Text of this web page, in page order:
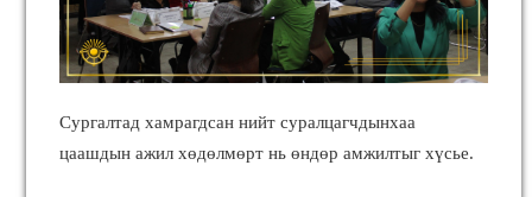
Сургалтад хамрагдсан нийт суралцагчдынхаа
цаашдын ажил хөдөлмөрт нь өндөр амжилтыг хүсье.